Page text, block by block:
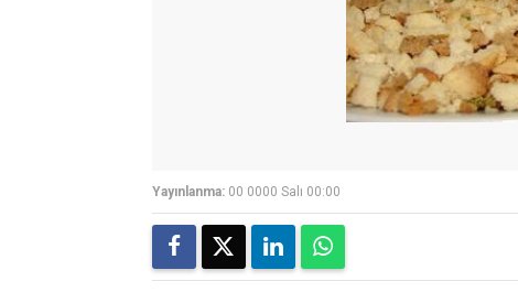
Yayınlanma: 00 0000 Salı 00:00